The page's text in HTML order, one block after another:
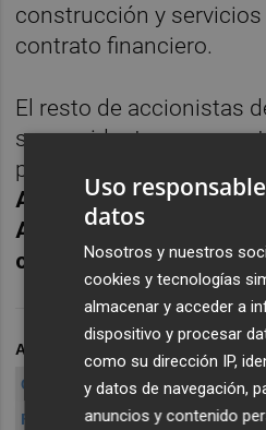
construcción y servicios
contrato financiero.
El resto de accionistas
su presidente, que
participación del 12,5%,
Alberto Cortina y
Albertos', con un 9,05%,
otro 5%.
ARCHIVADO EN
CORPORACIÓN FINANCIERA
FLORENTINO PÉREZ
ALBA
Uso
datos
Nosotros y nuestros
cookies y tecnologías
almacenar y acceder a
dispositivo y procesar
como su dirección IP,
y datos de navegación,
anuncios y contenido